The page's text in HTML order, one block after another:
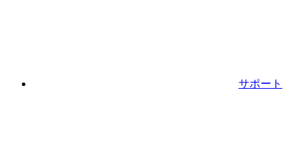
サポート